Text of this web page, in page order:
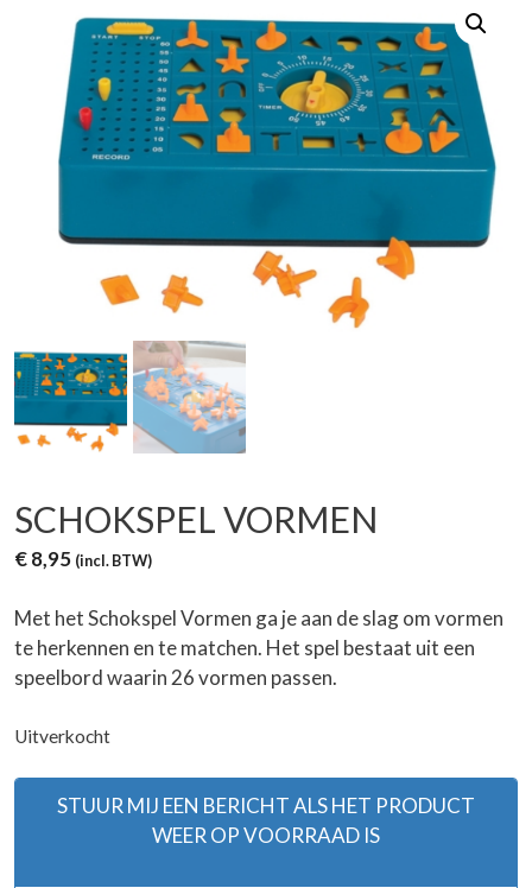
SCHOKSPEL VORMEN
€8,95 (incl. BTW)
Met het Schokspel Vormen ga je aan de slag om vormen
te herkennen en te matchen. Het spel bestaat uit een
speelbord waarin 26 vormen passen.
Uitverkocht
STUUR MIJ EEN BERICHT ALS HET PRODUCT
WEER OP VOORRAAD IS